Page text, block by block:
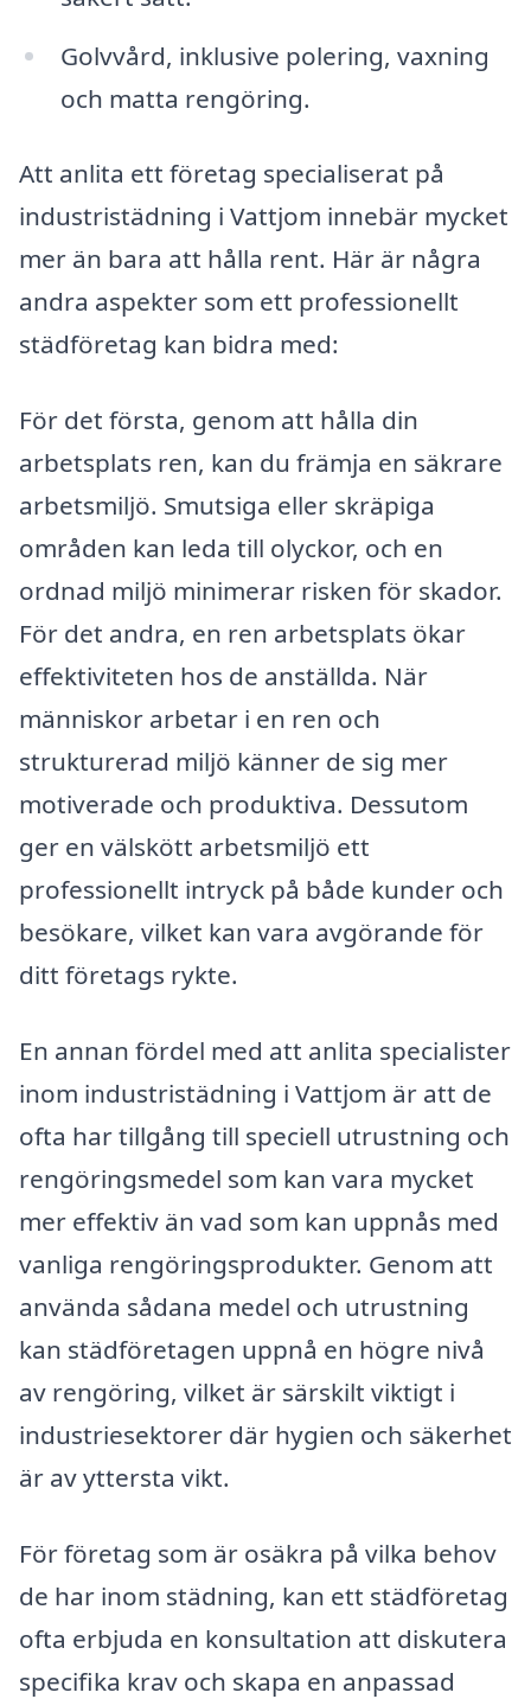
Golvvård, inklusive polering, vaxning
och matta rengöring.
Att anlita ett företag specialiserat på
industristädning i Vattjom innebär mycket
mer än bara att hålla rent. Här är några
andra aspekter som ett professionellt
städföretag kan bidra med:
För det första, genom att hålla din
arbetsplats ren, kan du främja en säkrare
arbetsmiljö. Smutsiga eller skräpiga
områden kan leda till olyckor, och en
ordnad miljö minimerar risken för skador.
För det andra, en ren arbetsplats ökar
effektiviteten hos de anställda. När
människor arbetar i en ren och
strukturerad miljö känner de sig mer
motiverade och produktiva. Dessutom
ger en välskött arbetsmiljö ett
professionellt intryck på både kunder och
besökare, vilket kan vara avgörande för
ditt företags rykte.
En annan fördel med att anlita specialister
inom industristädning i Vattjom är att de
ofta har tillgång till speciell utrustning och
rengöringsmedel som kan vara mycket
mer effektiv än vad som kan uppnås med
vanliga rengöringsprodukter. Genom att
använda sådana medel och utrustning
kan städföretagen uppnå en högre nivå
av rengöring, vilket är särskilt viktigt i
industriesektorer där hygien och säkerhet
är av yttersta vikt.
För företag som är osäkra på vilka behov
de har inom städning, kan ett städföretag
ofta erbjuda en konsultation att diskutera
specifika krav och skapa en anpassad